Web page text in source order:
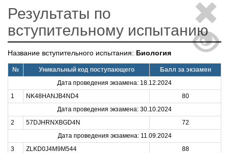
Результаты по
вступительному испытанию
Название вступительного испытания: Биология
№ Уникальный код поступающего
Балл за экзамен
Дата проведения экзамена: 18.12.2024
1
NK48HANJB4ND4
80
Дата проведения экзамена: 30.10.2024
2
57DJHRNXBGD4N
72
Дата проведения экзамена: 11.09.2024
3
ZLKD0J4M9M544 88